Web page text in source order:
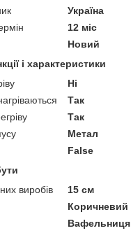
Україна
12 міс
Новий
і характеристики
Ні
Так
Так
Метал
False
виробів
15 см
Коричневий
Вафельниця